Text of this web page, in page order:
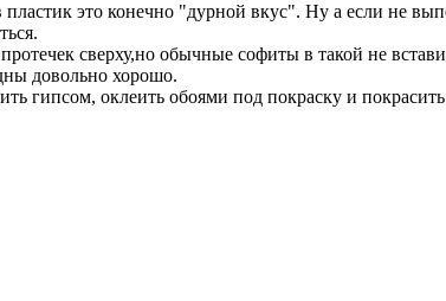
это конечно "дурной вкус". Ну а если не
сверху,но обычные софиты в такой не
довольно хорошо.
гипсом, оклеить обоями под покраску и